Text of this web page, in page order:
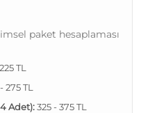
paket hesaplaması
TL
TL
Adet):325 - 375 TL